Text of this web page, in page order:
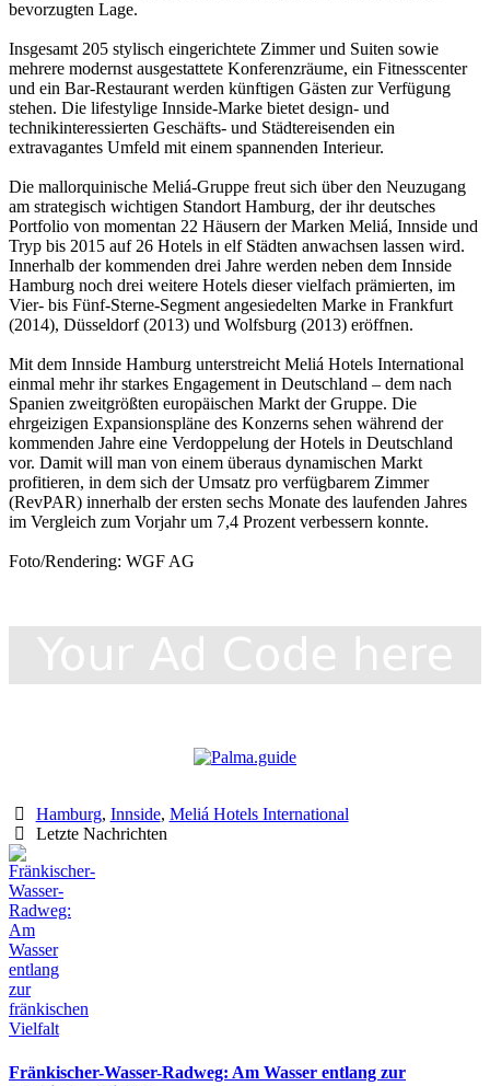
bevorzugten Lage.
Insgesamt 205 stylisch eingerichtete Zimmer und Suiten sowie
mehrere modernst ausgestattete Konferenzräume, ein Fitnesscenter
und ein Bar-Restaurant werden künftigen Gästen zur Verfügung
stehen. Die lifestylige Innside-Marke bietet design- und
technikinteressierten Geschäfts- und Städtereisenden ein
extravagantes Umfeld mit einem spannenden Interieur.
Die mallorquinische Meliá-Gruppe freut sich über den Neuzugang
am strategisch wichtigen Standort Hamburg, der ihr deutsches
Portfolio von momentan 22 Häusern der Marken Meliá, Innside und
Tryp bis 2015 auf 26 Hotels in elf Städten anwach­sen lassen wird.
Innerhalb der kommenden drei Jahre werden neben dem Innside
Hamburg noch drei weitere Hotels dieser vielfach prämierten, im
Vier- bis Fünf-Sterne-Segment angesiedelten Marke in Frankfurt
(2014), Düsseldorf (2013) und Wolfsburg (2013) eröffnen.
Mit dem Innside Hamburg unterstreicht Meliá Hotels International
ein­mal mehr ihr starkes Engagement in Deutschland – dem nach
Spanien zweitgrößten euro­päi­schen Markt der Gruppe. Die
ehrgeizigen Expansionspläne des Konzerns sehen während der
kommenden Jahre eine Verdoppelung der Hotels in Deutschland
vor. Damit will man von einem überaus dynamischen Markt
profitieren, in dem sich der Umsatz pro verfügbarem Zimmer
(RevPAR) innerhalb der ersten sechs Monate des laufenden Jahres
im Vergleich zum Vorjahr um 7,4 Prozent verbessern konnte.
Foto/Rendering: WGF AG
Hamburg, Innside, Meliá Hotels International
Letzte Nachrichten
Fränkischer-Wasser-Radweg: Am Wasser entlang zur